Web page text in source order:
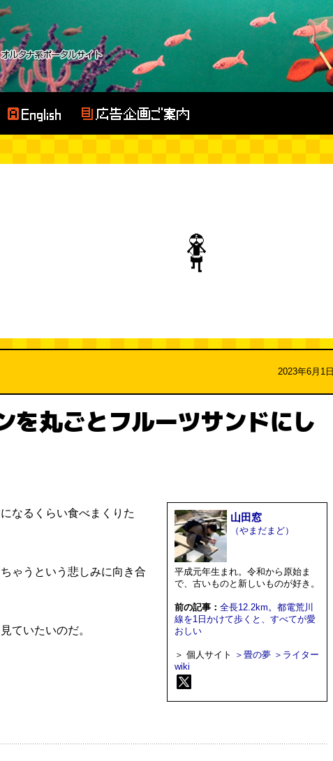
2023年6月1日
を丸ごとフルーツサンドにし
なるくらい食べまくりた
ゃうという悲しみに向き合
ていたいのだ。
山田窓
（やまだまど）
平成元年生まれ。令和から原始ま
で、古いものと新しいものが好き。
前の記事： 全長12.2km。都電荒川
線を1日かけて歩くと、すべてが愛
おしい
＞ 個人サイト ＞畳の夢 ＞ライター
wiki